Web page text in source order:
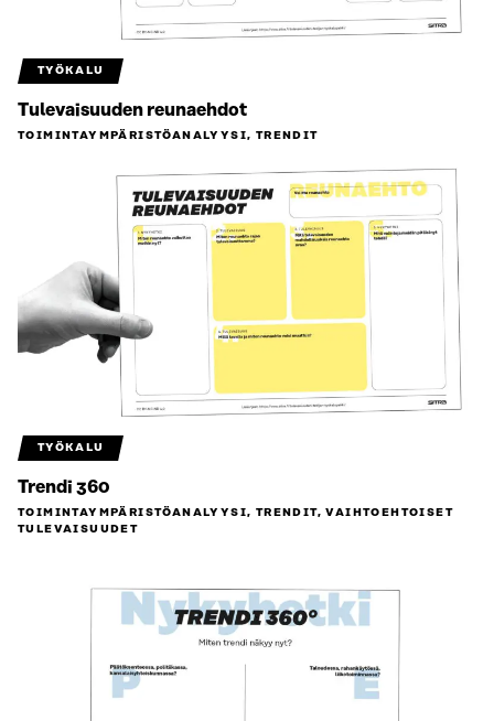
TYÖKALU
Tulevaisuuden reunaehdot
TOIMINTAYMPÄRISTÖ­ANALYYSI, TRENDIT
TYÖKALU
Trendi 360
TOIMINTAYMPÄRISTÖ­ANALYYSI, TRENDIT, VAIHTOEHTOISET
TULEVAISUUDET